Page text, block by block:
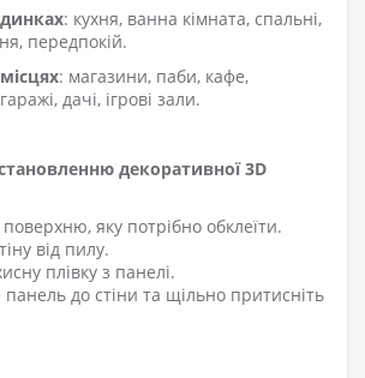
: кухня, ванна кімната, спальні,
передпокій.
: магазини, паби, кафе,
дачі, ігрові зали.
декоративної 3D
яку потрібно обклеїти.
від пилу.
плівку з панелі.
до стіни та щільно притисніть